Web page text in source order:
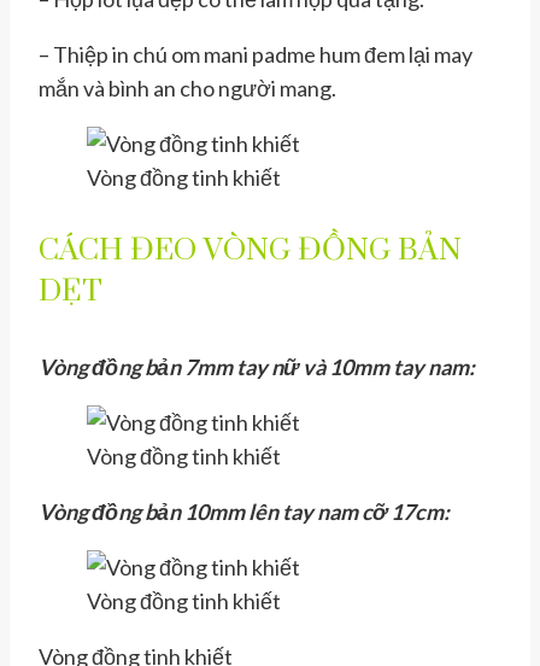
– Thiệp in chú om mani padme hum đem lại may
mắn và bình an cho người mang.
Vòng đồng tinh khiết
CÁCH ĐEO VÒNG ĐỒNG BẢN
DẸT
Vòng đồng bản 7mm tay nữ và 10mm tay nam:
Vòng đồng tinh khiết
Vòng đồng bản 10mm lên tay nam cỡ 17cm:
Vòng đồng tinh khiết
Vòng đồng tinh khiết